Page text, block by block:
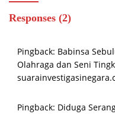
Responses (2)
Pingback: Babinsa
Olahraga dan Seni
Pingback: Diduga